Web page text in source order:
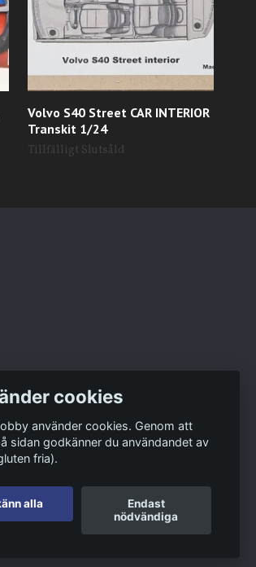
Volvo S40 Street CAR INTERIOR
Transkit 1/24
Tillfälligt Slutsåld
cookies
använder cookies. Genom att
sidan godkänner du användandet av
fria).
alla
Endast
nödvändiga